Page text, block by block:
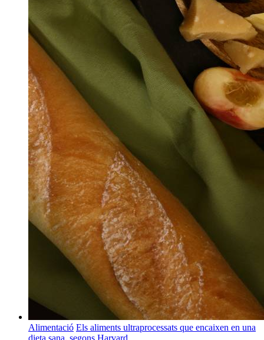
Alimentació Els aliments ultraprocessats que encaixen en una
dieta sana, segons Harvard